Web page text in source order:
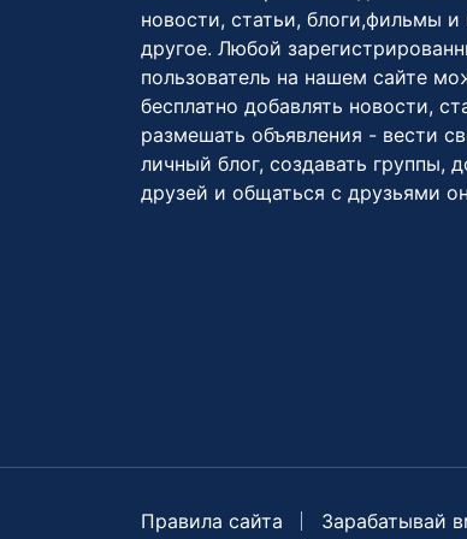
новости, статьи, блоги,фильмы и
другое. Любой
пользователь на нашем сайте
бесплатно добавлять новости,
размешать объявления - вести
личный блог, создавать группы,
друзей и общаться с друзьями
Правила сайта Зарабатывай